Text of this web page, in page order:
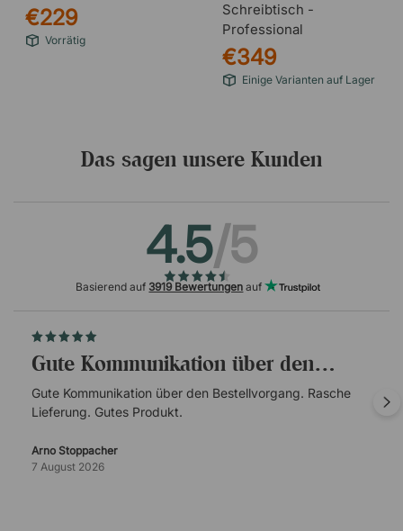
€229
Vorrätig
Schreibtisch -
Professional
€349
Einige Varianten auf Lager
Das sagen unsere Kunden
4.5/5
Basierend auf 3919 Bewertungen auf
Gute Kommunikation über den…
Gute Kommunikation über den Bestellvorgang. Rasche
Lieferung. Gutes Produkt.
Arno Stoppacher
7 August 2026